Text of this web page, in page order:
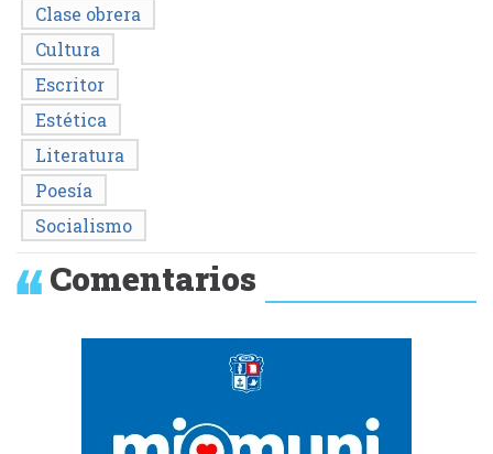
Clase obrera
Cultura
Escritor
Estética
Literatura
Poesía
Socialismo
Comentarios